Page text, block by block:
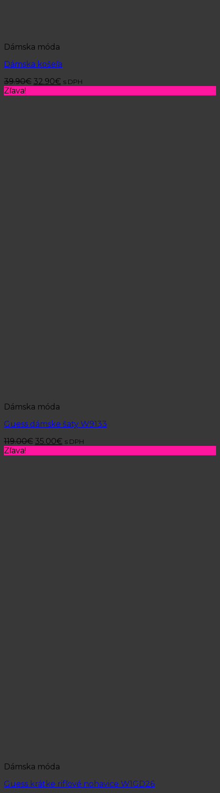
Dámska móda
Dámska košeľa
39.90€ 32.90€ s DPH
Zľava!
Dámska móda
Guess dámske šaty W9133
119.00€ 35.00€ s DPH
Zľava!
Dámska móda
Guess krátke rifľové nohavice W1GD26